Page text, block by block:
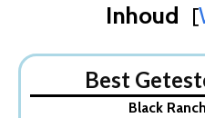
Inhoud [
1. Black Ranch Houtskool
2. Kamado Joe Houtskool
Best
Black